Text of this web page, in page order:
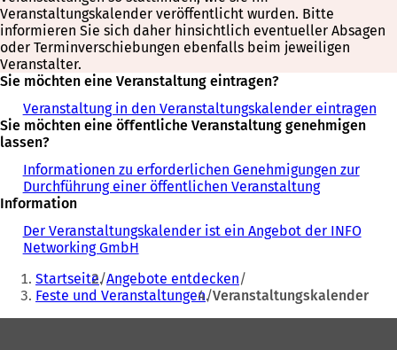
Veranstaltungskalender veröffentlicht wurden. Bitte
informieren Sie sich daher hinsichtlich eventueller Absagen
oder Terminverschiebungen ebenfalls beim jeweiligen
Veranstalter.
Sie möchten eine Veranstaltung eintragen?
Veranstaltung in den Veranstaltungskalender eintragen
Sie möchten eine öffentliche Veranstaltung genehmigen
lassen?
Informationen zu erforderlichen Genehmigungen zur
Durchführung einer öffentlichen Veranstaltung
Information
Der Veranstaltungskalender ist ein Angebot der INFO
Networking GmbH
Sie
befinden
sich
Startseite Angebote entdecken
Feste und Veranstaltungen Veranstaltungskalender